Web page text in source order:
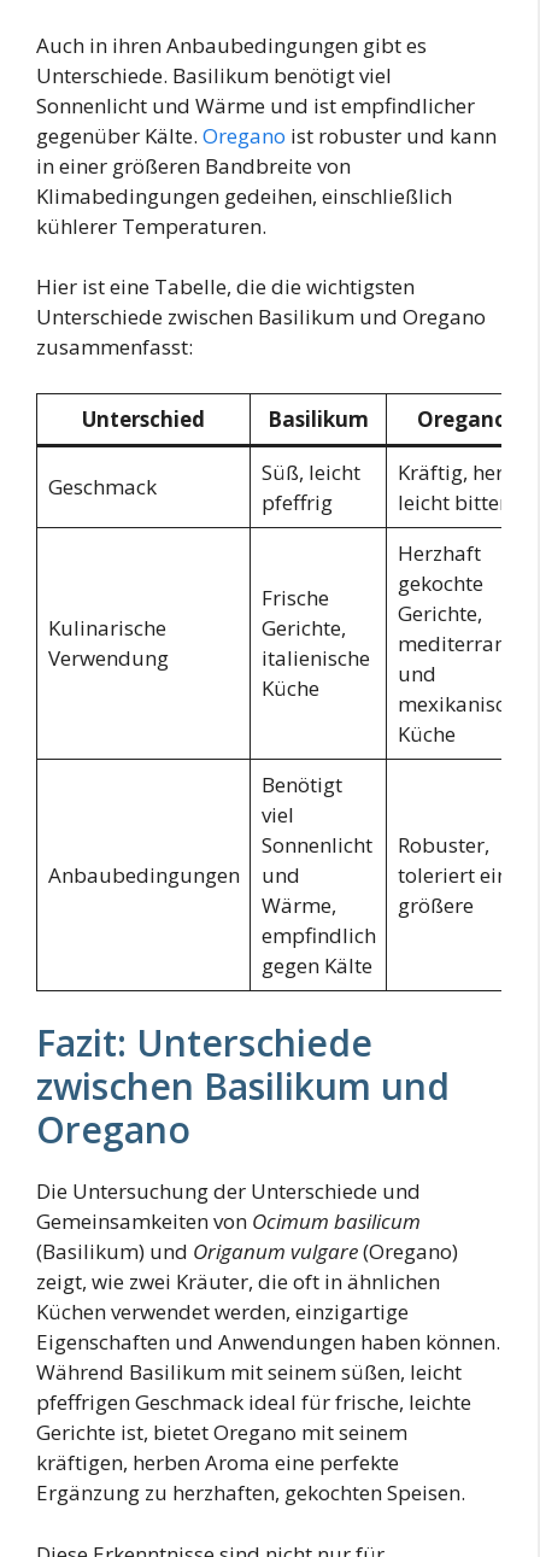
Auch in ihren Anbaubedingungen gibt es
Unterschiede. Basilikum benötigt viel
Sonnenlicht und Wärme und ist empfindlicher
gegenüber Kälte. Oregano ist robuster und kann
in einer größeren Bandbreite von
Klimabedingungen gedeihen, einschließlich
kühlerer Temperaturen.
Hier ist eine Tabelle, die die wichtigsten
Unterschiede zwischen Basilikum und Oregano
zusammenfasst:
Unterschied Basilikum Oregano
Geschmack
Süß, leicht
pfeffrig
Kräftig, herb,
leicht bitter
Kulinarische
Verwendung
Frische
Gerichte,
italienische
Küche
Herzhaft
gekochte
Gerichte,
mediterrane
und
mexikanische
Küche
Anbaubedingungen
Benötigt
viel
Sonnenlicht
und
Wärme,
empfindlich
gegen Kälte
Robuster,
toleriert eine
größere
Fazit: Unterschiede
zwischen Basilikum und
Oregano
Die Untersuchung der Unterschiede und
Gemeinsamkeiten von Ocimum basilicum
(Basilikum) und Origanum vulgare(Oregano)
zeigt, wie zwei Kräuter, die oft in ähnlichen
Küchen verwendet werden, einzigartige
Eigenschaften und Anwendungen haben können.
Während Basilikum mit seinem süßen, leicht
pfeffrigen Geschmack ideal für frische, leichte
Gerichte ist, bietet Oregano mit seinem
kräftigen, herben Aroma eine perfekte
Ergänzung zu herzhaften, gekochten Speisen.